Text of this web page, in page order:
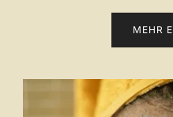
MEHR